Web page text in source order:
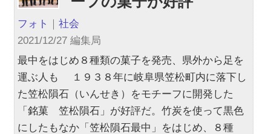
フォト ｜社会
2021/12/27 編集局
最中をはじめ８種類の菓子を発売、県外から足を
運ぶ人も １９３８年に岐阜県笠松町内に落下し
た笠松隕石（いんせき）をモチーフに開発した
「銘菓 笠松隕石」が好評だ。竹炭を使って黒色
にしたもなか「笠松隕石最中」をはじめ、８種